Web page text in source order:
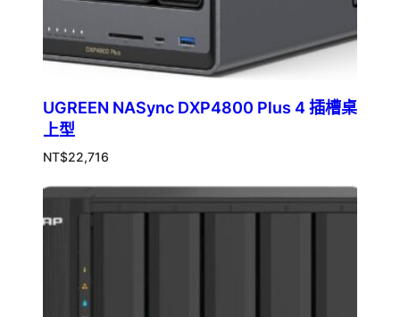
UGREEN NASync DXP4800 Plus 4 插槽桌
上型
NT$22,716